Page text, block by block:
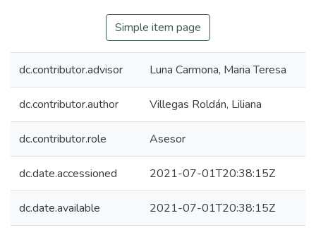
Simple item page
dc.contributor.advisor Luna Carmona, Maria Teresa
dc.contributor.author Villegas Roldán, Liliana
dc.contributor.role Asesor
dc.date.accessioned 2021-07-01T20:38:15Z
dc.date.available 2021-07-01T20:38:15Z